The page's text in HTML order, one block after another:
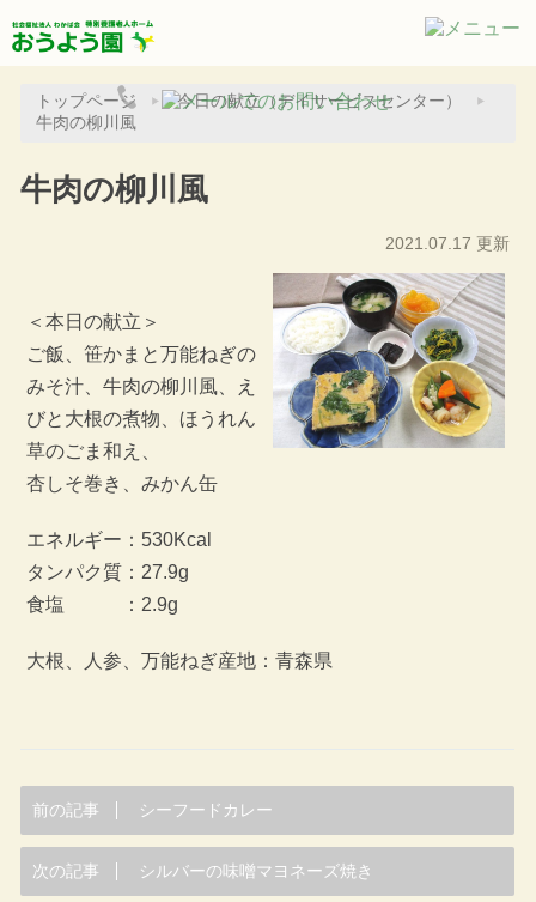
トップページ
今日の献立（デイサービスセンター）
牛肉の柳川風
牛肉の柳川風
2021.07.17 更新
＜本日の献立＞
ご飯、笹かまと万能ねぎの
みそ汁、牛肉の柳川風、え
びと大根の煮物、ほうれん
草のごま和え、
杏しそ巻き、みかん缶
エネルギー：530Kcal
タンパク質：27.9g
食塩 ：2.9g
大根、人参、万能ねぎ産地：青森県
前の記事 シーフードカレー
次の記事 シルバーの味噌マヨネーズ焼き